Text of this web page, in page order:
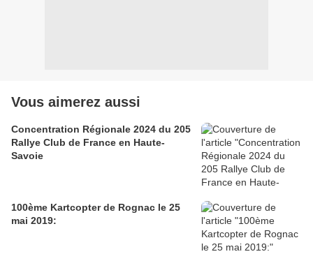
Vous aimerez aussi
Concentration Régionale 2024 du 205
Rallye Club de France en Haute-
Savoie
100ème Kartcopter de Rognac le 25
mai 2019: